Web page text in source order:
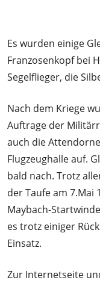
Es wurden einige
Franzosenkopf bei
Segelflieger, die
Nach dem Kriege
Auftrage der
auch die
Flugzeughalle auf.
bald nach. Trotz
der Taufe am 7.Mai
Maybach-
es trotz einiger
Einsatz.
Zur Internetseite